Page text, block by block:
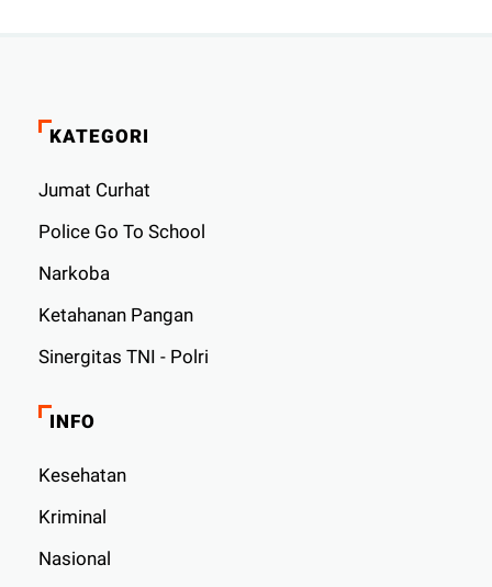
KATEGORI
Jumat Curhat
Police Go To School
Narkoba
Ketahanan Pangan
Sinergitas TNI - Polri
INFO
Kesehatan
Kriminal
Nasional